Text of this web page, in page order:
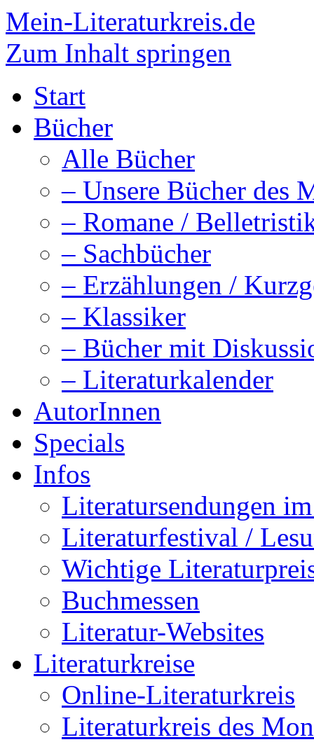
Mein-Literaturkreis.de
Zum Inhalt springen
Start
Bücher
Alle Bücher
– Unsere Bücher des
– Romane /
– Sachbücher
– Erzählungen /
– Klassiker
– Bücher mit
– Literaturkalender
AutorInnen
Specials
Infos
Literatursendungen
Literaturfestival /
Wichtige
Buchmessen
Literatur-Websites
Literaturkreise
Online-Literaturkreis
Literaturkreis des